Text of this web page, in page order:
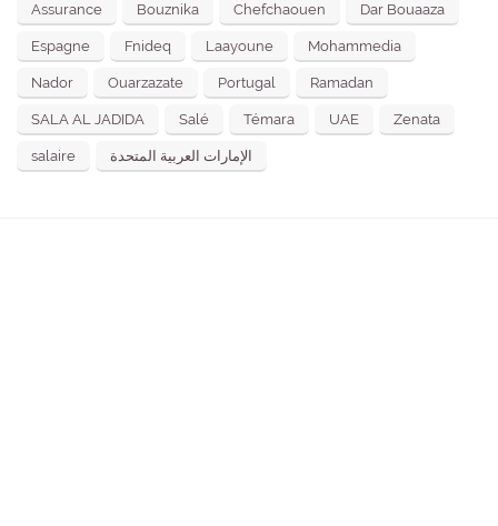
Assurance Bouznika Chefchaouen Dar Bouaaza
Espagne Fnideq Laayoune Mohammedia
Nador Ouarzazate Portugal Ramadan
SALA AL JADIDA Salé Témara UAE Zenata
salaire الإمارات العربية المتحدة